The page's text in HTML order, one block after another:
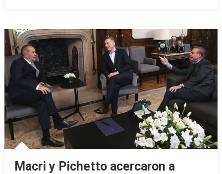
Macri y Pichetto acercaron a